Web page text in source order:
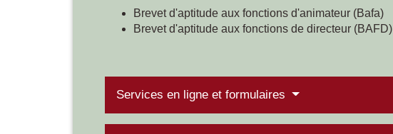
Brevet d'aptitude aux fonctions d'animateur (Bafa)
Brevet d'aptitude aux fonctions de directeur (BAFD)
Services en ligne et formulaires